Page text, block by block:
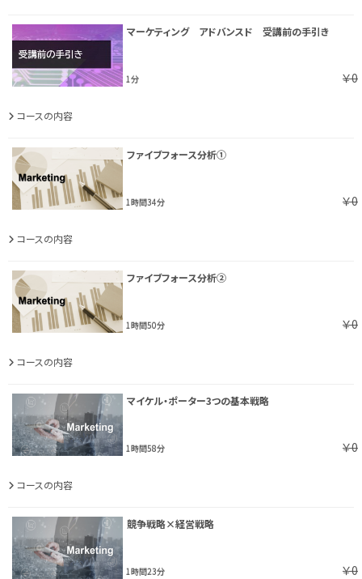
マーケティング アドバンスド 受講前の手引き
1分 ￥0
コースの内容
ファイブフォース分析①
1時間34分 ￥0
コースの内容
ファイブフォース分析②
1時間50分 ￥0
コースの内容
マイケル・ポーター3つの基本戦略
1時間58分 ￥0
コースの内容
競争戦略×経営戦略
1時間23分 ￥0